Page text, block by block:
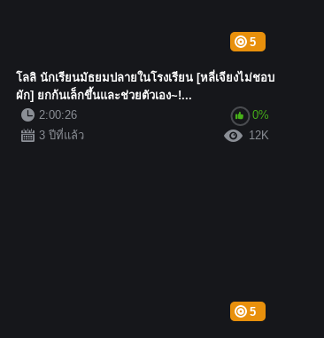
5
โลลิ นักเรียนมัธยมปลายในโรงเรียน [หลี่เจียงไม่ชอบ
ผัก] ยกก้นเล็กขึ้นและช่วยตัวเอง~!...
2:00:26
0%
3 ปีที่แล้ว
12K
5